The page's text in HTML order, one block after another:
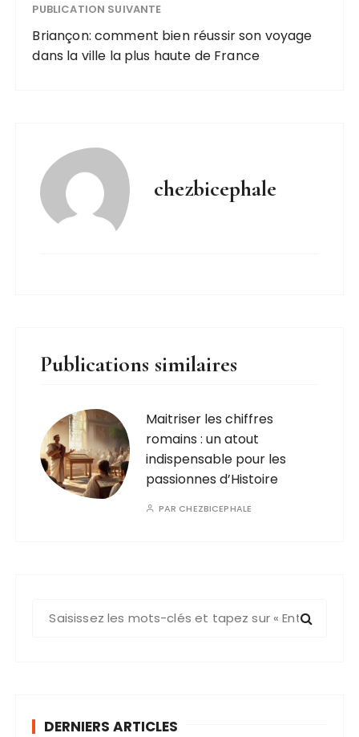
PUBLICATION SUIVANTE
Briançon: comment bien réussir son voyage
dans la ville la plus haute de France
chezbicephale
Publications similaires
Maitriser les chiffres
romains : un atout
indispensable pour les
passionnes d’Histoire
PAR CHEZBICEPHALE
DERNIERS ARTICLES